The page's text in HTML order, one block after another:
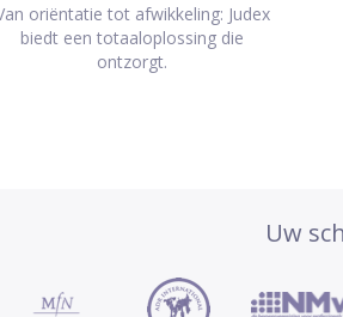
oriëntatie tot afwikkeling: Judex
biedt een totaaloplossing die
ontzorgt.
Uw